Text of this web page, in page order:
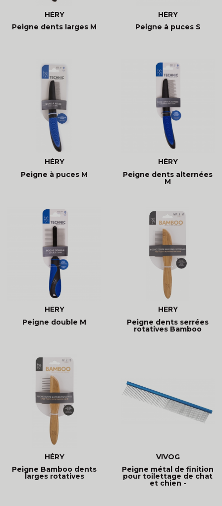
HÉRY
Peigne dents larges M
HÉRY
Peigne à puces S
HÉRY
Peigne à puces M
HÉRY
Peigne dents alternées
M
HÉRY
Peigne double M
HÉRY
Peigne dents serrées
rotatives Bamboo
HÉRY
Peigne Bamboo dents
larges rotatives
VIVOG
Peigne métal de finition
pour toilettage de chat
et chien -